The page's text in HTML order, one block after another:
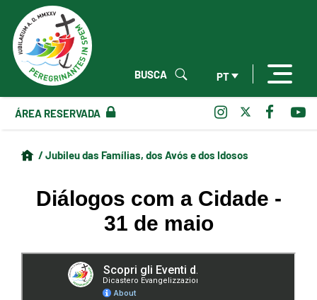
PT
BUSCA
ÁREA RESERVADA
/ Jubileu das Famílias, dos Avós e dos Idosos
Diálogos com a Cidade -
31 de maio